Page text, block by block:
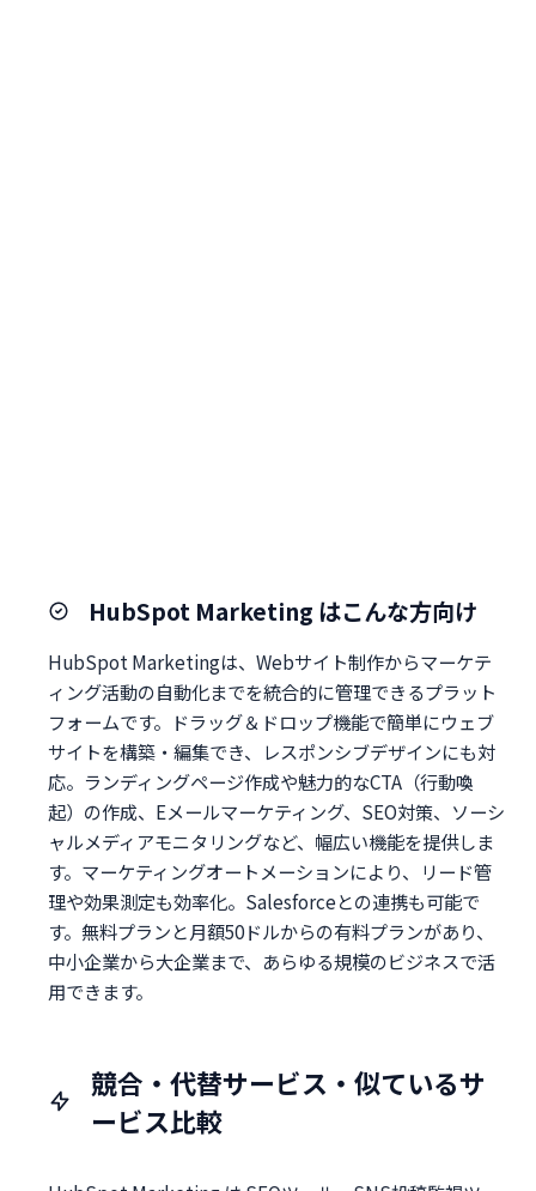
HubSpot Marketing はこんな方向け
HubSpot Marketingは、Webサイト制作からマーケテ
ィング活動の自動化までを統合的に管理できるプラット
フォームです。ドラッグ＆ドロップ機能で簡単にウェブ
サイトを構築・編集でき、レスポンシブデザインにも対
応。ランディングページ作成や魅力的なCTA（行動喚
起）の作成、Eメールマーケティング、SEO対策、ソーシ
ャルメディアモニタリングなど、幅広い機能を提供しま
す。マーケティングオートメーションにより、リード管
理や効果測定も効率化。Salesforceとの連携も可能で
す。無料プランと月額50ドルからの有料プランがあり、
中小企業から大企業まで、あらゆる規模のビジネスで活
用できます。
競合・代替サービス・似ているサ
ービス比較